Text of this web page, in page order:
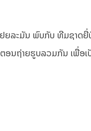
ຍລະມັນ ພົບກັບ ທີມຊາດຍີ່
ອນຖ່າຍຮູບລວມກັນ ເພື່ອເ